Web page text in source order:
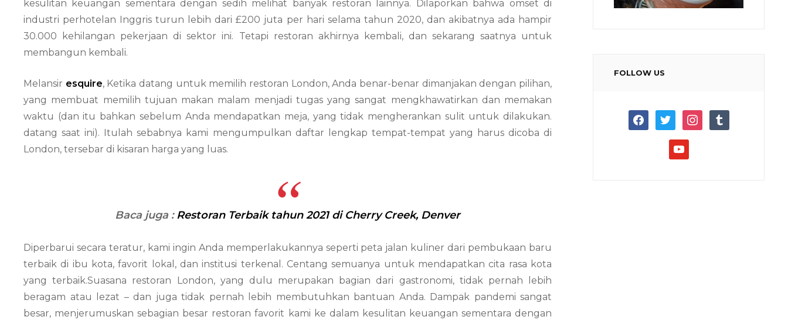
kesulitan keuangan sementara dengan sedih melihat banyak restoran lainnya. Dilaporkan bahwa omset di
industri perhotelan Inggris turun lebih dari £200 juta per hari selama tahun 2020, dan akibatnya ada hampir
30.000 kehilangan pekerjaan di sektor ini. Tetapi restoran akhirnya kembali, dan sekarang saatnya untuk
membangun kembali.
Melansir esquire, Ketika datang untuk memilih restoran London, Anda benar-benar dimanjakan dengan pilihan,
yang membuat memilih tujuan makan malam menjadi tugas yang sangat mengkhawatirkan dan memakan
waktu (dan itu bahkan sebelum Anda mendapatkan meja, yang tidak mengherankan sulit untuk dilakukan.
datang saat ini). Itulah sebabnya kami mengumpulkan daftar lengkap tempat-tempat yang harus dicoba di
London, tersebar di kisaran harga yang luas.
Baca juga :Restoran Terbaik tahun 2021 di Cherry Creek, Denver
Diperbarui secara teratur, kami ingin Anda memperlakukannya seperti peta jalan kuliner dari pembukaan baru
terbaik di ibu kota, favorit lokal, dan institusi terkenal. Centang semuanya untuk mendapatkan cita rasa kota
yang terbaik.Suasana restoran London, yang dulu merupakan bagian dari gastronomi, tidak pernah lebih
beragam atau lezat – dan juga tidak pernah lebih membutuhkan bantuan Anda. Dampak pandemi sangat
besar, menjerumuskan sebagian besar restoran favorit kami ke dalam kesulitan keuangan sementara dengan
FOLLOW US
facebooktwitter instagramtumblr
youtube